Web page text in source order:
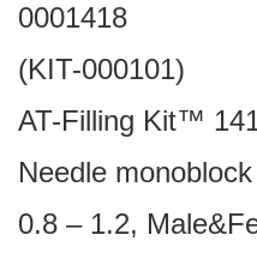
0001418
(KIT-000101)
AT-Filling Kit™
Needle
0.8 – 1.2,